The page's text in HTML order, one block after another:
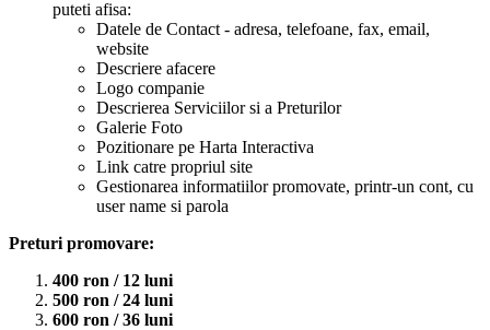
puteti afisa:
Datele de Contact - adresa, telefoane, fax, email,
website
Descriere afacere
Logo companie
Descrierea Serviciilor si a Preturilor
Galerie Foto
Pozitionare pe Harta Interactiva
Link catre propriul site
Gestionarea informatiilor promovate, printr-un cont, cu
user name si parola
Preturi promovare:
400 ron / 12 luni
500 ron / 24 luni
600 ron / 36 luni